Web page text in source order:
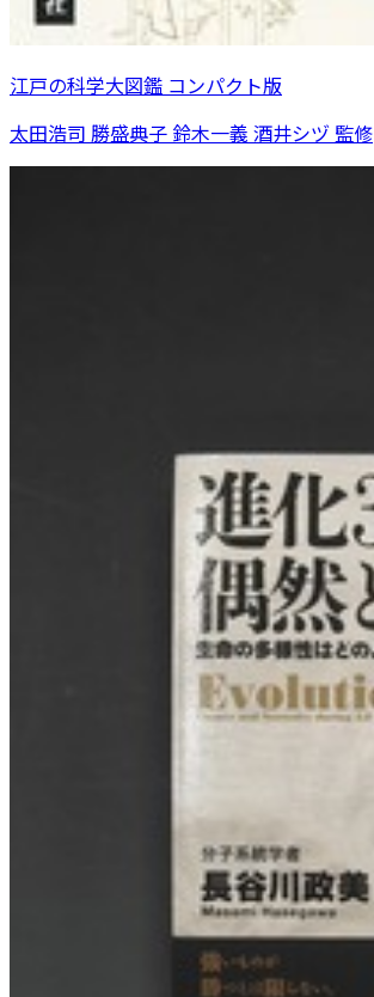
江戸の科学大図鑑 コンパクト版
太田浩司 勝盛典子 鈴木一義 酒井シヅ 監修